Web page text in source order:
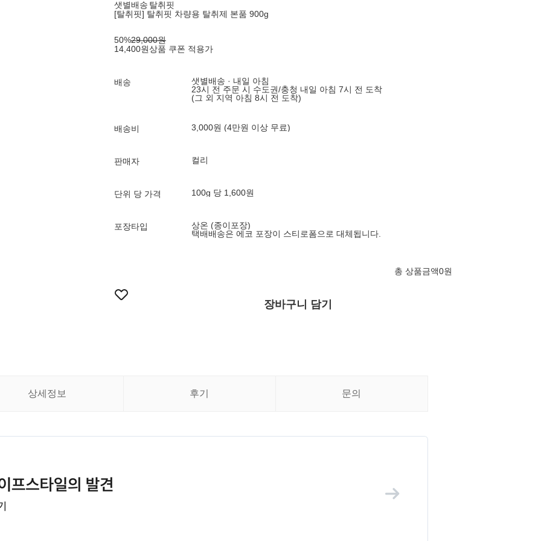
샛별배송 탈취핏
[탈취핏] 탈취핏 차량용 탈취제 본품 900g
50%29,000원
14,400원상품 쿠폰 적용가
배송
샛별배송 · 내일 아침
23시 전 주문 시 수도권/충청 내일 아침 7시 전 도착
(그 외 지역 아침 8시 전 도착)
배송비 3,000원 (4만원 이상 무료)
판매자 컬리
단위 당 가격 100g 당 1,600원
포장타입
상온 (종이포장)
택배배송은 에코 포장이 스티로폼으로 대체됩니다.
총 상품금액0원
장바구니 담기
상세정보 후기 문의